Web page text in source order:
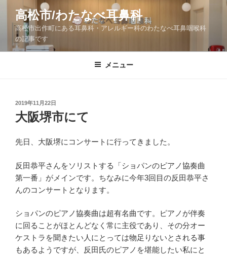
ツ
高松市/わたなべ耳鼻科
高松市出作町にある耳鼻科・アレルギー科のわたなべ耳鼻咽喉科
の記事です
メニュー
投
日:
2019年11月22日
大阪堺市にて
先日、大阪堺にコンサートに行ってきました。
反田恭平さんをソリストする「ショパンのピアノ協奏曲
第一番」がメインです。ちなみに今年3回目の反田恭平さ
んのコンサートとなります。
ショパンのピアノ協奏曲は超有名曲です。ピアノが伴奏
に回ることがほとんどなく常に主役であり、その分オー
ケストラを聞きたい人にとっては物足りないとされる事
もあるようですが、反田氏のピアノを堪能したい私にと